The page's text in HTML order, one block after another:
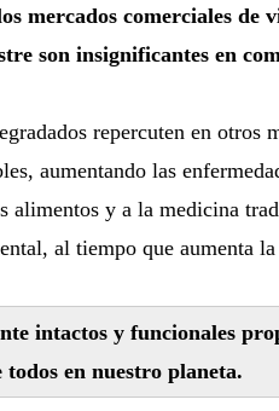
mercados comerciales
son insignificantes en
repercuten en otros
aumentando las
alimentos y a la medicina
al tiempo que aumenta
intactos y funcionales
en nuestro planeta.